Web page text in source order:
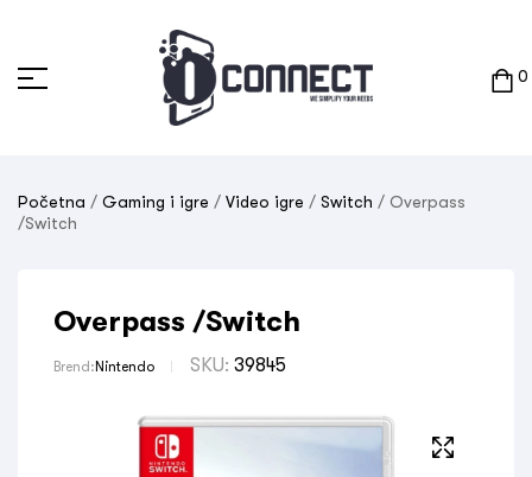
0
Početna / Gaming i igre / Video igre / Switch / Overpass
/Switch
Overpass /Switch
Brend: Nintendo SKU: 39845